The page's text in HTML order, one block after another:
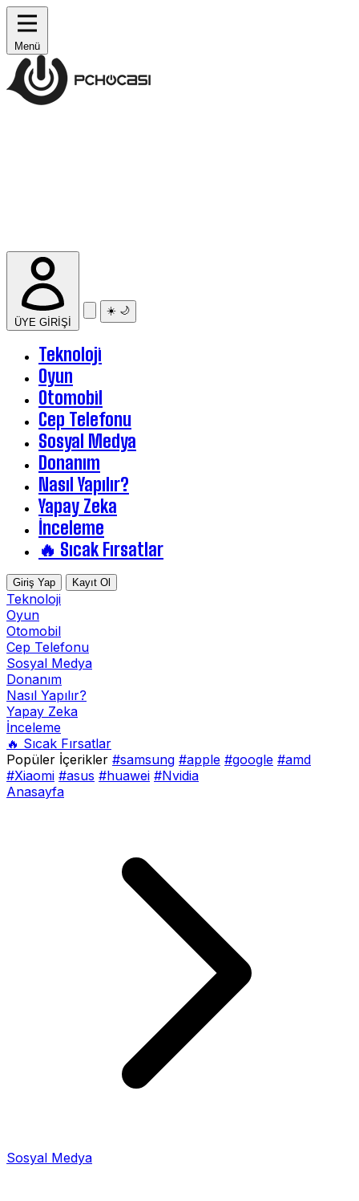
Menü
ÜYE GİRİŞİ
☀️ 🌙
Teknoloji
Oyun
Otomobil
Cep Telefonu
Sosyal Medya
Donanım
Nasıl Yapılır?
Yapay Zeka
İnceleme
🔥 Sıcak Fırsatlar
Giriş Yap Kayıt Ol
Teknoloji
Oyun
Otomobil
Cep Telefonu
Sosyal Medya
Donanım
Nasıl Yapılır?
Yapay Zeka
İnceleme
🔥 Sıcak Fırsatlar
Popüler İçerikler #samsung #apple #google #amd
#Xiaomi #asus #huawei #Nvidia
Anasayfa
Sosyal Medya